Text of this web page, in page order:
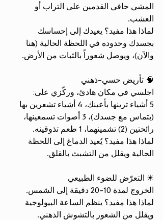
المشي حافي القدمين على التراب أو
العشب.
لماذا هذا مفيد؟ يعيدك إلى إحساسك
بجسدك وحدوده في اللحظة الحالية (هنا
والآن)، ويوصل شعوراً بالثبات من الأرض.
🧠 تأريض حسي-ذهني
اجلسي في مكان هادئ، وركّزي على:
5 أشياء ترينها بأعينك، 4 أشياء تشعرين بها
(بتماس مع جسدك)، 3 أصوات تسمعينها،
رائحتين (2) تشمينهما، 1 طعم تذوقينه.
لماذا هذا مفيد؟ يُعيد الدماغ إلى اللحظة
الحالية ويقلل من التشبث بالقلق.
☀ التعرّض للضوء الطبيعي
الخروج لمدة 10-20 دقيقة إلى الشمس.
لماذا هذا مفيد؟ ينظم الساعة البيولوجية
ويقلل من الشعور بالتشوش الذهني.